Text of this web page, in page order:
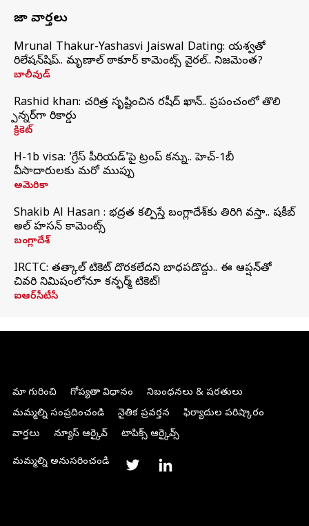
తాజా వార్తలు
Mrunal Thakur-Yashasvi Jaiswal Dating: యశస్వితో
రిలేషన్‌షిప్.. మృణాల్ ఠాకూర్ కామెంట్స్ వైరల్.. నిజమెంత?
బాలీవుడ్
Rashid khan: చరిత్ర సృష్టించిన రషీద్ ఖాన్.. ప్రపంచంలో తొలి
స్పిన్నర్‌గా రికార్డు
క్రికెట్
H-1b visa: 'గ్రేస్‌ పీరియడ్‌'పై ట్రంప్‌ కన్ను.. హెచ్‌-1బీ
వీసాదారులకు మరో ముప్పు
అమెరికా
Shakib Al Hasan : భద్రత కల్పిస్తే బంగ్లాదేశ్‌కు తిరిగి వస్తా.. షకీబ్
అల్ హసన్ కామెంట్స్
బంగ్లాదేశ్
IRCTC: తత్కాల్ టికెట్ దొరకలేదని బాధపడొద్దు.. ఈ ఆప్షన్‌తో
చివరి నిమిషంలోనూ కన్ఫర్మ్ టికెట్!
ఐఆర్‌సీటీసీ
మా గురించి గోప్యతా విధానం
నిబంధనలు & షరతులు
మమ్మల్ని సంప్రదించండి
నైతిక ప్రవర్తన
ఫిర్యాదుల పరిష్కారం
వార్తలు
న్యూస్ ఆర్కైవ్ టాపిక్స్ ఆర్కైవ్స్
మమ్మల్ని అనుసరించండి